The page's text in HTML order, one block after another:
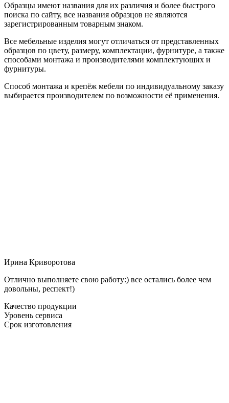
Образцы имеют названия для их различия и более быстрого
поиска по сайту, все названия образцов не являются
зарегистрированным товарным знаком.
Все мебельные изделия могут отличаться от представленных
образцов по цвету, размеру, комплектации, фурнитуре, а также
способами монтажа и производителями комплектующих и
фурнитуры.
Способ монтажа и крепёж мебели по индивидуальному заказу
выбирается производителем по возможности её применения.
Ирина Криворотова
Отлично выполняете свою работу:) все остались более чем
довольны, респект!)
Качество продукции
Уровень сервиса
Срок изготовления